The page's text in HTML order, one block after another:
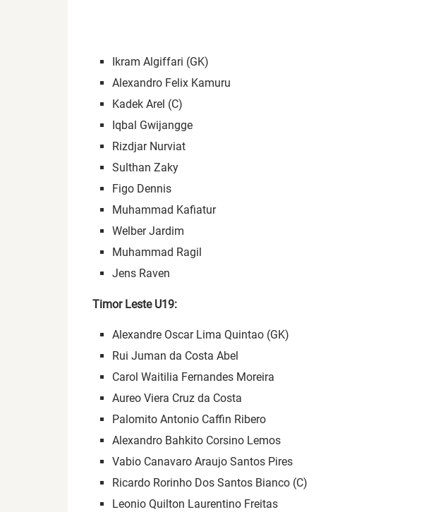
Ikram Algiffari (GK)
Alexandro Felix Kamuru
Kadek Arel (C)
Iqbal Gwijangge
Rizdjar Nurviat
Sulthan Zaky
Figo Dennis
Muhammad Kafiatur
Welber Jardim
Muhammad Ragil
Jens Raven
Timor Leste U19:
Alexandre Oscar Lima Quintao (GK)
Rui Juman da Costa Abel
Carol Waitilia Fernandes Moreira
Aureo Viera Cruz da Costa
Palomito Antonio Caffin Ribero
Alexandro Bahkito Corsino Lemos
Vabio Canavaro Araujo Santos Pires
Ricardo Rorinho Dos Santos Bianco (C)
Leonio Quilton Laurentino Freitas